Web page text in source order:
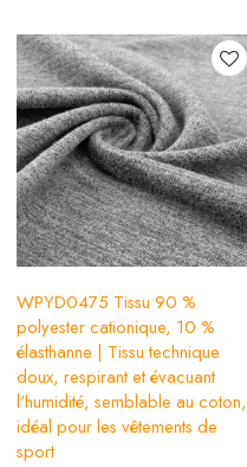
WPYD0475 Tissu 90 %
polyester cationique, 10 %
élasthanne | Tissu technique
doux, respirant et évacuant
l'humidité, semblable au coton,
idéal pour les vêtements de
sport